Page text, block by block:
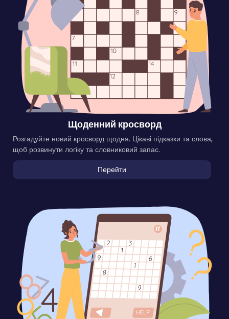
Щоденний кросворд
Розгадуйте новий кросворд щодня. Цікаві підказки та слова,
щоб розвинути логіку та словниковий запас.
Перейти